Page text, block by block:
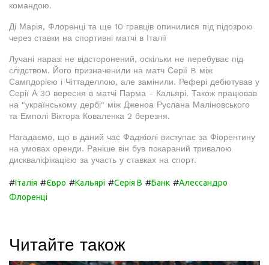
командою.
Ді Марія, Флоренці та ще 10 гравців опинилися під підозрою
через ставки на спортивні матчі в Італії
Лучані наразі не відсторонений, оскільки не перебуває під
слідством. Його призначенили на матч Серії B між
Сампдорією і Чіттаделлою, але замінили. Рефері дебютував у
Серії А 30 вересня в матчі Парма - Кальярі. Також працював
на "українському дербі" між Дженоа Руслана Маліновського
та Емполі Віктора Коваленка 2 березня.
Нагадаємо, що в даний час Фаджіолі виступає за Фіорентину
на умовах оренди. Раніше він був покараний тривалою
дискваліфікацією за участь у ставках на спорт.
#Італія #Євро #Кальярі #Серія B #Банк #Алессандро
Флоренці
Читайте також